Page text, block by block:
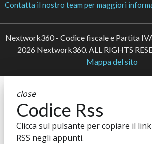
Contatta il nostro team per maggiori
Nextwork360 - Codice fiscale e Partita
2026 Nextwork360. ALL RIGHTS
Mappa del sito
close
Codice Rss
Clicca sul pulsante per copiare il link
RSS negli appunti.